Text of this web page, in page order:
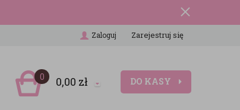
Zaloguj Zarejestruj się
0 0,00 zł DO KASY